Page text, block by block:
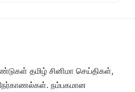
தமிழ் சினிமா செய்திகள்,
நம்பகமான